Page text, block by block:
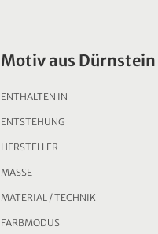
Motiv aus Dürnstein
ENTHALTEN IN
ENTSTEHUNG
HERSTELLER
MASSE
MATERIAL / TECHNIK
FARBMODUS